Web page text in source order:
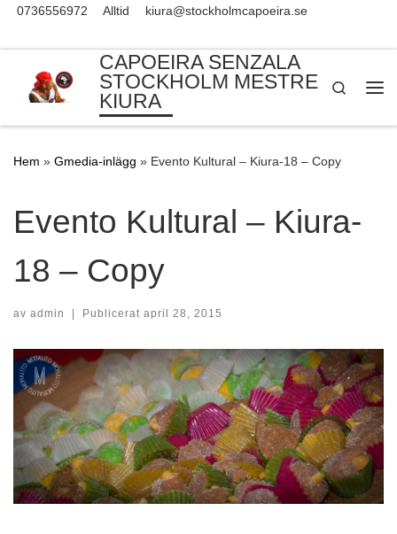
0736556972 Alltid kiura@stockholmcapoeira.se
CAPOEIRA SENZALA
STOCKHOLM MESTRE
KIURA
Search
Hem » Gmedia-inlägg » Evento Kultural – Kiura-18 – Copy
Evento Kultural – Kiura-
18 – Copy
av admin | Publicerat april 28, 2015